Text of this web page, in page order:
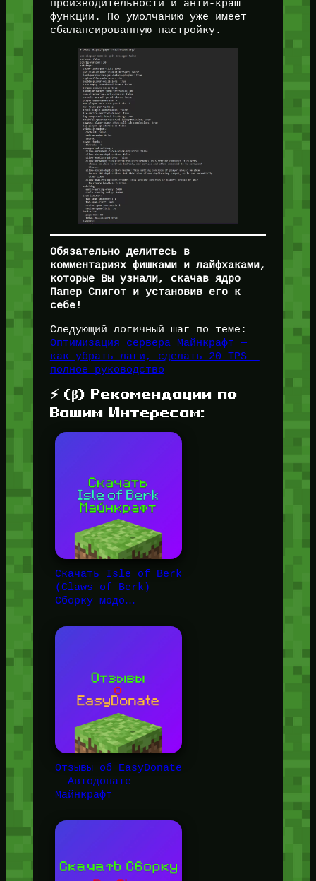
производительности и анти-краш
функции. По умолчанию уже имеет
сбалансированную настройку.
Обязательно делитесь в
комментариях фишками и лайфхаками,
которые Вы узнали, скачав ядро
Папер Спигот и установив его к
себе!
Следующий логичный шаг по теме:
Оптимизация сервера Майнкрафт —
как убрать лаги, сделать 20 TPS —
полное руководство
⚡ (β) Рекомендации по
Вашим Интересам:
Скачать Isle of Berk
(Claws of Berk) —
Сборку модо…
Отзывы об EasyDonate
— Автодонате
Майнкрафт